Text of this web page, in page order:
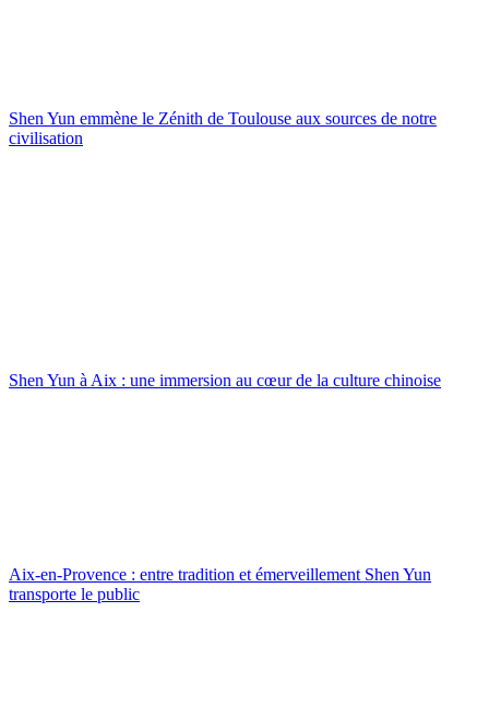
Shen Yun emmène le Zénith de Toulouse aux sources de notre
civilisation
Shen Yun à Aix : une immersion au cœur de la culture chinoise
Aix-en-Provence : entre tradition et émerveillement Shen Yun
transporte le public